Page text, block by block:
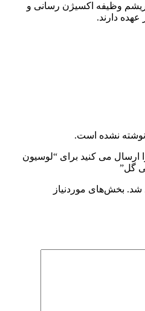
وظیفه اکسیژن رسانی و
دارند.
نشده است.
ارسال می کنید برای “لوسیون
گل”
شد. بخش‌های موردنیاز